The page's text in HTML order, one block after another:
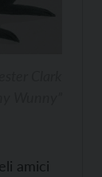
amici